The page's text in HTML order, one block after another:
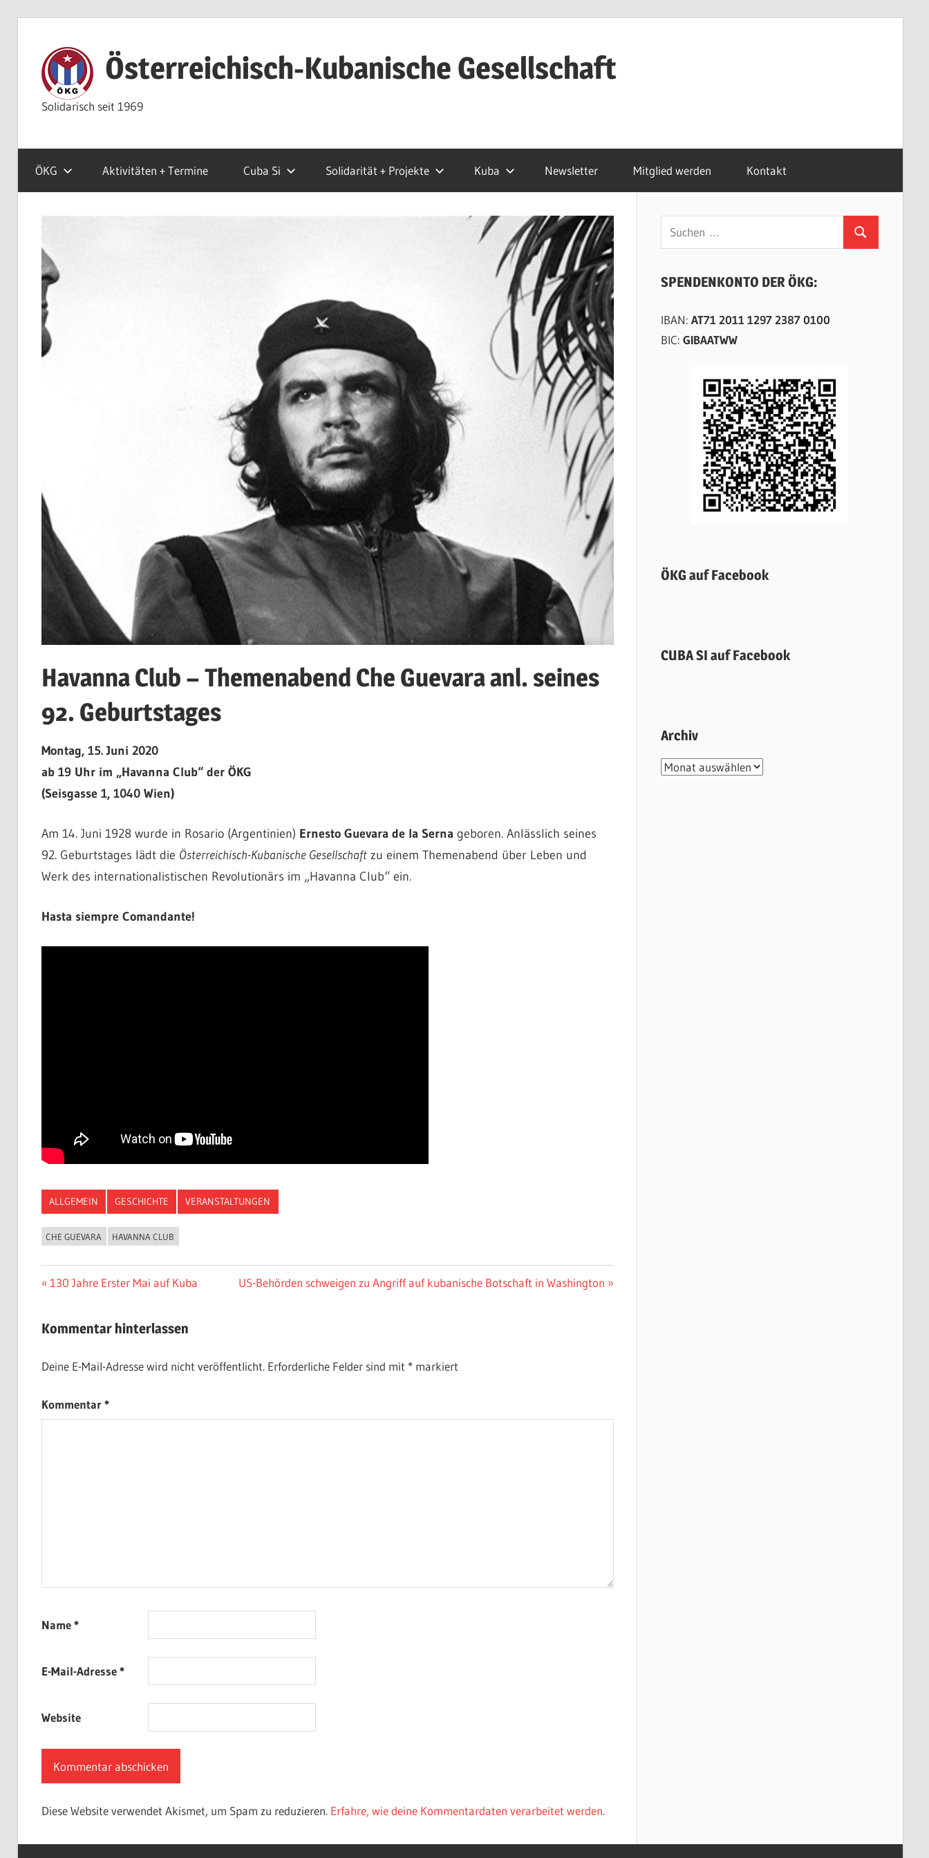
springen
Österreichisch-Kubanische Gesellschaft
Solidarisch seit 1969
ÖKG Aktivitäten + Termine Cuba Si Solidarität + Projekte Kuba Newsletter Mitglied werden Kontakt
Havanna Club – Themenabend Che Guevara anl. seines
92. Geburtstages
Montag, 15. Juni 2020
ab 19 Uhr im „Havanna Club“ der ÖKG
(Seisgasse 1, 1040 Wien)
Am 14. Juni 1928 wurde in Rosario (Argentinien) Ernesto Guevara de la Serna geboren. Anlässlich seines
92. Geburtstages lädt die Österreichisch-Kubanische Gesellschaftzu einem Themenabend über Leben und
Werk des internationalistischen Revolutionärs im „Havanna Club“ ein.
Hasta siempre Comandante!
ALLGEMEIN GESCHICHTE VERANSTALTUNGEN
CHE GUEVARA HAVANNA CLUB
Beitragsnavigation
Vorheriger
130 Jahre Erster Mai auf Kuba
Nächster
US-Behörden schweigen zu Angriff auf kubanische Botschaft in Washington
Kommentar hinterlassen
Deine E-Mail-Adresse wird nicht veröffentlicht. Erforderliche Felder sind mit *markiert
Kommentar*
Name*
E-Mail-Adresse*
Website
Diese Website verwendet Akismet, um Spam zu reduzieren. Erfahre, wie deine Kommentardaten verarbeitet werden.
Suchen
nach:
Suchen
SPENDENKONTO DER ÖKG:
IBAN: AT71 2011 1297 2387 0100
BIC: GIBAATWW
ÖKG auf Facebook
CUBA SI auf Facebook
Archiv
Archiv